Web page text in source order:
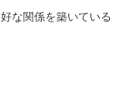
な関係を築いている